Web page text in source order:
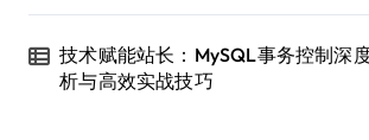
技术赋能站长：MySQL事务控制深
析与高效实战技巧